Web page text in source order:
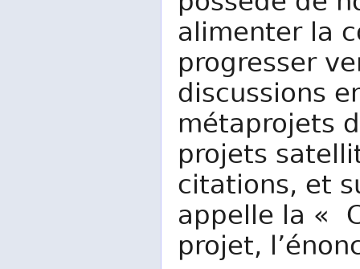
alimenter la
progresser
discussions
métaprojets
projets
citations, et
appelle la «
projet,